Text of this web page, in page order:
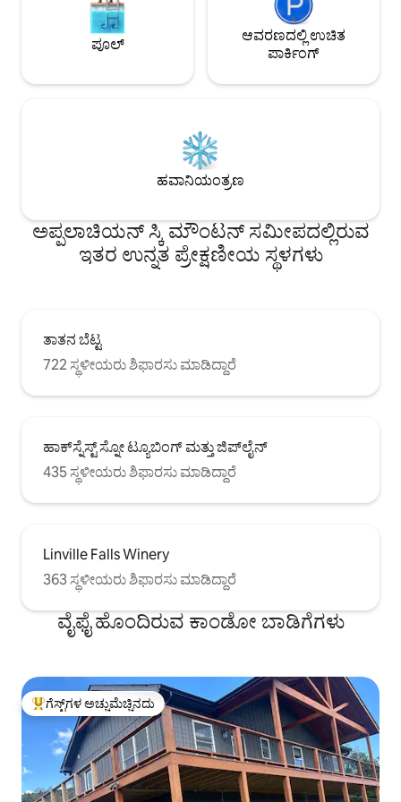
ಪೂಲ್
ಆವರಣದಲ್ಲಿ ಉಚಿತ
ಪಾರ್ಕಿಂಗ್
ಹವಾನಿಯಂತ್ರಣ
ಅಪ್ಪಲಾಚಿಯನ್ ಸ್ಕಿ ಮೌಂಟನ್ ಸಮೀಪದಲ್ಲಿರುವ
ಇತರ ಉನ್ನತ ಪ್ರೇಕ್ಷಣೀಯ ಸ್ಥಳಗಳು
ತಾತನ ಬೆಟ್ಟ
722 ಸ್ಥಳೀಯರು ಶಿಫಾರಸು ಮಾಡಿದ್ದಾರೆ
ಹಾಕ್‌ಸ್ನೆಸ್ಟ್ ಸ್ನೋ ಟ್ಯೂಬಿಂಗ್ ಮತ್ತು ಜಿಪ್‌ಲೈನ್
435 ಸ್ಥಳೀಯರು ಶಿಫಾರಸು ಮಾಡಿದ್ದಾರೆ
Linville Falls Winery
363 ಸ್ಥಳೀಯರು ಶಿಫಾರಸು ಮಾಡಿದ್ದಾರೆ
ವೈಫೈ ಹೊಂದಿರುವ ಕಾಂಡೋ ಬಾಡಿಗೆಗಳು
ಗೆಸ್ಟ್‌ಗಳಿಗೆ ಅತಿ ಹೆಚ್ಚು ಅಚ್ಚುಮೆಚ್ಚಿನದು
ಗೆಸ್ಟ್‌ಗಳ ಅಚ್ಚುಮೆಚ್ಚಿನದು